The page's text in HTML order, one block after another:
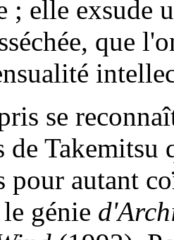
; elle exsude
que
se
Takemitsu
pour autant
génie